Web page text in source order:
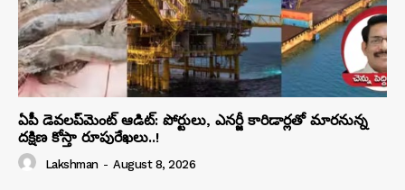
ఏపీ డెవలప్‌మెంట్ ఆడిట్: పోర్టులు, ఎనర్జీ కారిడార్లతో మారనున్న
దక్షిణ కోస్తా రూపురేఖలు..!
Lakshman - August 8, 2026